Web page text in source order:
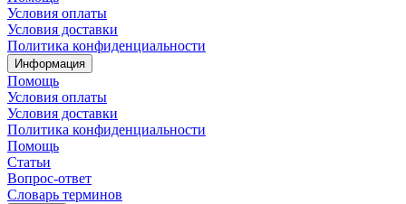
Условия оплаты
Условия доставки
Политика конфиденциальности
Информация
Помощь
Условия оплаты
Условия доставки
Политика конфиденциальности
Помощь
Статьи
Вопрос-ответ
Словарь терминов